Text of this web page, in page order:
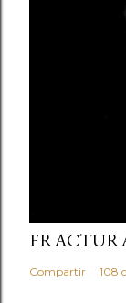
Compartir 108